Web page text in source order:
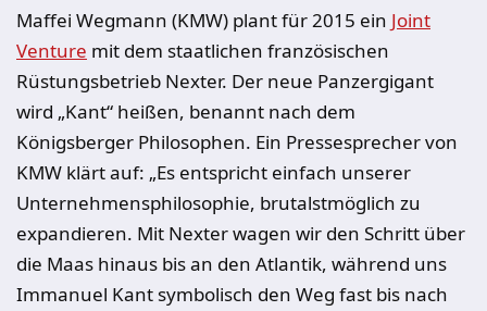
Maffei Wegmann (KMW) plant für 2015 ein Joint
Venture mit dem staatlichen französischen
Rüstungsbetrieb Nexter. Der neue Panzergigant
wird „Kant“ heißen, benannt nach dem
Königsberger Philosophen. Ein Pressesprecher von
KMW klärt auf: „Es entspricht einfach unserer
Unternehmensphilosophie, brutalstmöglich zu
expandieren. Mit Nexter wagen wir den Schritt über
die Maas hinaus bis an den Atlantik, während uns
Immanuel Kant symbolisch den Weg fast bis nach